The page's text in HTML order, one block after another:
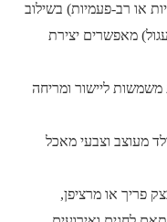
או רב-פעמיות) בשילוב
מאפשרים יצירת
משמשות ליישור ומריחה
מעוצב וצבעי מאכל
פריך או מרציפן,